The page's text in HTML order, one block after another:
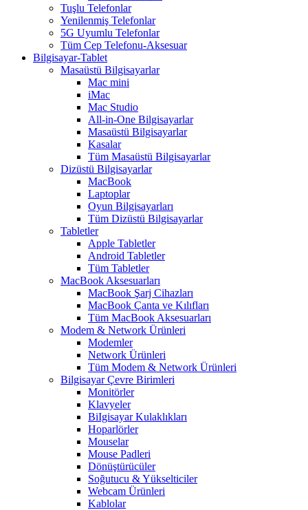
Tuşlu Telefonlar
Yenilenmiş Telefonlar
5G Uyumlu Telefonlar
Tüm Cep Telefonu-Aksesuar
Bilgisayar-Tablet
Masaüstü Bilgisayarlar
Mac mini
iMac
Mac Studio
All-in-One Bilgisayarlar
Masaüstü Bilgisayarlar
Kasalar
Tüm Masaüstü Bilgisayarlar
Dizüstü Bilgisayarlar
MacBook
Laptoplar
Oyun Bilgisayarları
Tüm Dizüstü Bilgisayarlar
Tabletler
Apple Tabletler
Android Tabletler
Tüm Tabletler
MacBook Aksesuarları
MacBook Şarj Cihazları
MacBook Çanta ve Kılıfları
Tüm MacBook Aksesuarları
Modem & Network Ürünleri
Modemler
Network Ürünleri
Tüm Modem & Network Ürünleri
Bilgisayar Çevre Birimleri
Monitörler
Klavyeler
BiIgisayar Kulaklıkları
Hoparlörler
Mouselar
Mouse Padleri
Dönüştürücüler
Soğutucu & Yükselticiler
Webcam Ürünleri
Kablolar